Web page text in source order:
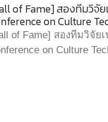
of Fame] สองทีมวิจัย
on Culture
of Fame] สองทีมวิจัย
on Culture